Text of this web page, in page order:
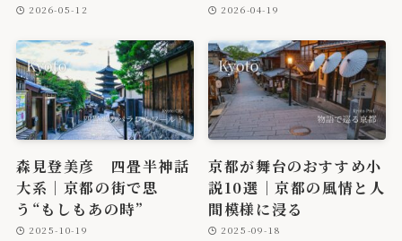
2026-05-12 2026-04-19
森見登美彦 四畳半神話
大系｜京都の街で思
う“もしもあの時”
2025-10-19
京都が舞台のおすすめ小
説10選｜京都の風情と人
間模様に浸る
2025-09-18